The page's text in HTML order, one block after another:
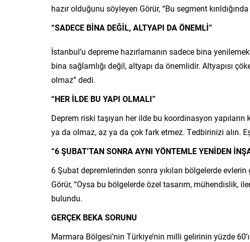
hazır olduğunu söyleyen Görür, “Bu segment
“SADECE BİNA DEĞİL, ALTYAPI DA ÖNEMLİ”
İstanbul’u depreme hazırlamanın sadece bina
bina sağlamlığı değil, altyapı da önemlidir. Altyapısı
olmaz” dedi.
“HER İLDE BU YAPI OLMALI”
Deprem riski taşıyan her ilde bu koordinasyon
ya da olmaz, az ya da çok fark etmez. Tedbirinizi alın.
“6 ŞUBAT’TAN SONRA AYNI YÖNTEMLE YENİDEN
6 Şubat depremlerinden sonra yıkılan bölgelerde
Görür, “Oysa bu bölgelerde özel tasarım, mühendislik,
bulundu.
GERÇEK BEKA SORUNU
Marmara Bölgesi’nin Türkiye’nin milli gelirinin yüzde